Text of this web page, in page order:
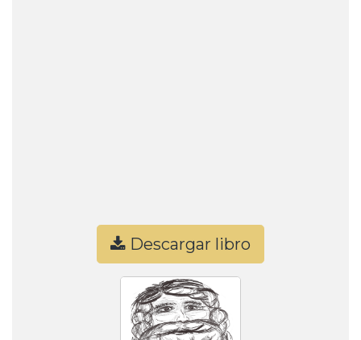
Descargar libro